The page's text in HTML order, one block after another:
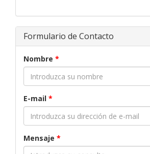
Formulario de Contacto
Nombre *
E-mail *
Mensaje *